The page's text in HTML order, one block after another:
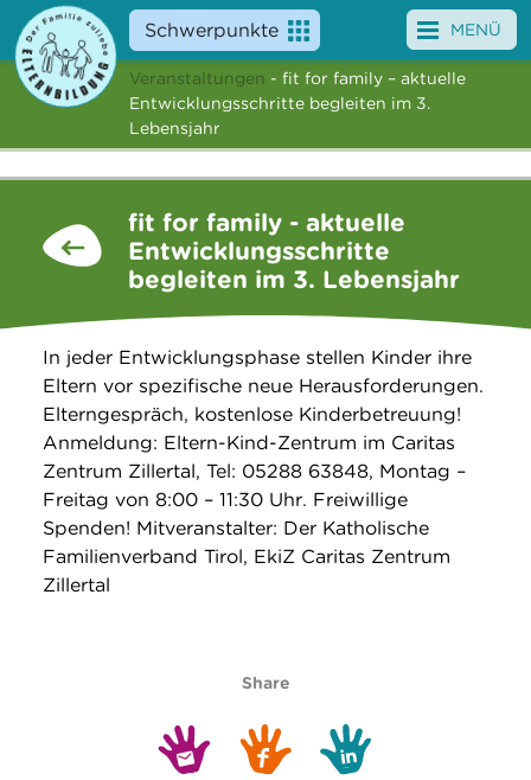
Schwerpunkte
Angebote
Veranstaltungen
Service
Über uns
Suche
MENÜ
Veranstaltungen - fit for family – aktuelle
Entwicklungsschritte begleiten im 3.
Lebensjahr
fit for family - aktuelle
Entwicklungsschritte
begleiten im 3. Lebensjahr
In jeder Entwicklungsphase stellen Kinder ihre
Eltern vor spezifische neue Herausforderungen.
Elterngespräch, kostenlose Kinderbetreuung!
Anmeldung: Eltern-Kind-Zentrum im Caritas
Zentrum Zillertal, Tel: 05288 63848, Montag –
Freitag von 8:00 – 11:30 Uhr. Freiwillige
Spenden! Mitveranstalter: Der Katholische
Familienverband Tirol, EkiZ Caritas Zentrum
Zillertal
Share